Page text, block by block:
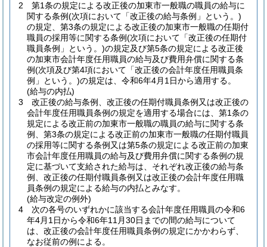
2
第1条の規定による改正後の加東市一般職の職員の給与に
関する条例(次項において「改正後の給与条例」という。)
の規定、第3条の規定による改正後の加東市一般職の任期付
職員の採用等に関する条例(次項において「改正後の任期付
職員条例」という。)の規定及び第5条の規定による改正後
の加東市会計年度任用職員の給与及び費用弁償に関する条
例(次項及び第4項において「改正後の会計年度任用職員条
例」という。)の規定は、令和6年4月1日から適用する。
(給与の内払)
3
改正後の給与条例、改正後の任期付職員条例又は改正後の
会計年度任用職員条例の規定を適用する場合には、第1条の
規定による改正前の加東市一般職の職員の給与に関する条
例、第3条の規定による改正前の加東市一般職の任期付職員
の採用等に関する条例又は第5条の規定による改正前の加東
市会計年度任用職員の給与及び費用弁償に関する条例の規
定に基づいて支給された給与は、それぞれ改正後の給与条
例、改正後の任期付職員条例又は改正後の会計年度任用職
員条例の規定による給与の内払とみなす。
(給与改定の例外)
4
次の各号のいずれかに該当する会計年度任用職員の令和6
年4月1日から令和6年11月30日までの間の給与について
は、改正後の会計年度任用職員条例の規定にかかわらず、
なお従前の例による。